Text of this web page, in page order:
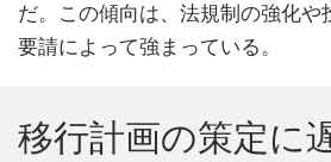
だ。この傾向は、法規制の強化や
要請によって強まっている。
移行計画の策定に